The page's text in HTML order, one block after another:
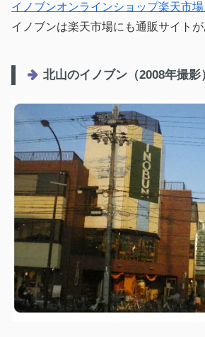
イノブンオンラインショップ楽天市
イノブンは楽天市場にも通販サイトが
北山のイノブン（2008年撮影